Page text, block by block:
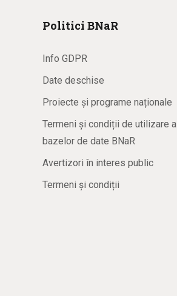
Politici BNaR
Info GDPR
Date deschise
Proiecte și programe naționale
Termeni și condiții de utilizare a
bazelor de date BNaR
Avertizori în interes public
Termeni și condiții